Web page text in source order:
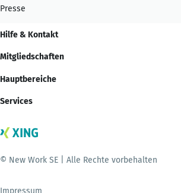
Presse
Hilfe & Kontakt
Mitgliedschaften
Hauptbereiche
Services
© New Work SE | Alle Rechte vorbehalten
Impressum